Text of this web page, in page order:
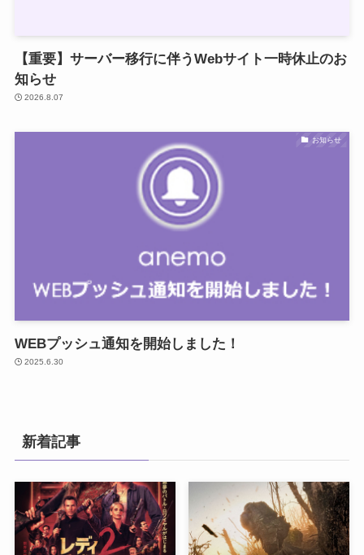
【重要】サーバー移行に伴うWebサイト一時休止のお
知らせ
2026.8.07
お知らせ
WEBプッシュ通知を開始しました！
2025.6.30
新着記事